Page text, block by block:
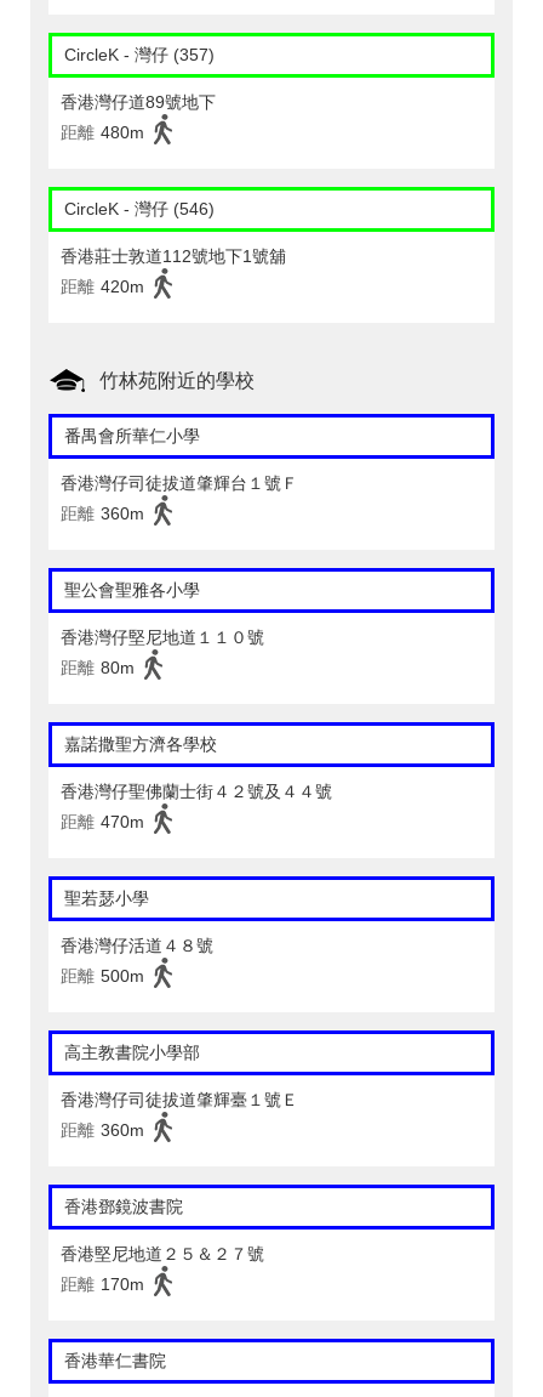
CircleK - 灣仔 (357)
香港灣仔道89號地下
距離 480m
CircleK - 灣仔 (546)
香港莊士敦道112號地下1號舖
距離 420m
竹林苑附近的學校
番禺會所華仁小學
香港灣仔司徒拔道肇輝台１號Ｆ
距離 360m
聖公會聖雅各小學
香港灣仔堅尼地道１１０號
距離 80m
嘉諾撒聖方濟各學校
香港灣仔聖佛蘭士街４２號及４４號
距離 470m
聖若瑟小學
香港灣仔活道４８號
距離 500m
高主教書院小學部
香港灣仔司徒拔道肇輝臺１號Ｅ
距離 360m
香港鄧鏡波書院
香港堅尼地道２５＆２７號
距離 170m
香港華仁書院